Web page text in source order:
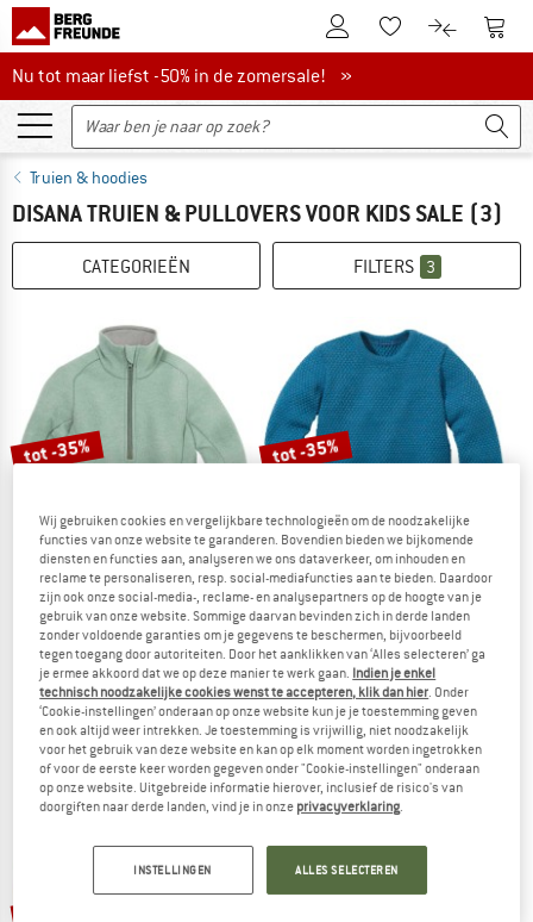
De klantenaccount
Naar deNaar de
Nu tot maar liefst -50% in de zomersale!
Nu tot maar liefst -50% in de zomersale! »
Truien & hoodies
DISANA TRUIEN & PULLOVERS VOOR KIDS SALE (3)
CATEGORIEËN FILTERS 3
tot -35%
DISANA
Kid's Troyer Half-Zip
Merinotrui
€ 63,95vanaf € 41,57
(0)
tot -35%
DISANA
Kid's Wabenstrick-Pullover
Wollen trui
€ 53,95vanaf € 35,07
(0)
Wij gebruiken cookies en vergelijkbare technologieën om de noodzakelijke
functies van onze website te garanderen. Bovendien bieden we bijkomende
diensten en functies aan, analyseren we ons dataverkeer, om inhouden en
reclame te personaliseren, resp. social-mediafuncties aan te bieden. Daardoor
zijn ook onze social-media-, reclame- en analysepartners op de hoogte van je
gebruik van onze website. Sommige daarvan bevinden zich in derde landen
zonder voldoende garanties om je gegevens te beschermen, bijvoorbeeld
tegen toegang door autoriteiten. Door het aanklikken van ‘Alles selecteren’ ga
je ermee akkoord dat we op deze manier te werk gaan. Indien je enkel
technisch noodzakelijke cookies wenst te accepteren, klik dan hier. Onder
‘Cookie-instellingen’ onderaan op onze website kun je je toestemming geven
en ook altijd weer intrekken. Je toestemming is vrijwillig, niet noodzakelijk
voor het gebruik van deze website en kan op elk moment worden ingetrokken
of voor de eerste keer worden gegeven onder "Cookie-instellingen" onderaan
op onze website. Uitgebreide informatie hierover, inclusief de risico's van
doorgiften naar derde landen, vind je in onze privacyverklaring.
INSTELLINGEN ALLES SELECTEREN